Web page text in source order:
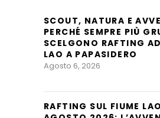
SCOUT, NATURA E
PERCHÉ SEMPRE PIÙ
SCELGONO RAFTING
LAO A PAPASIDERO
Agosto 6, 2026
RAFTING SUL FIUME